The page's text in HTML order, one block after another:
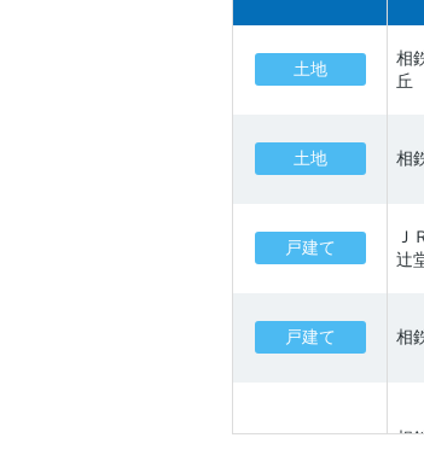
土地
相
丘
土地 相
戸建て
Ｊ
辻
戸建て 相
相